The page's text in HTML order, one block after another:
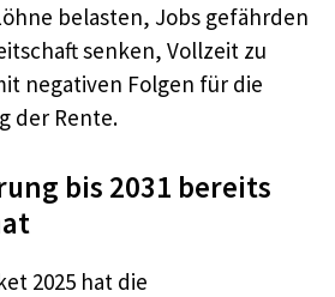
belasten, Jobs gefährden
senken, Vollzeit zu
negativen Folgen für die
der Rente.
bis 2031 bereits
2025 hat die